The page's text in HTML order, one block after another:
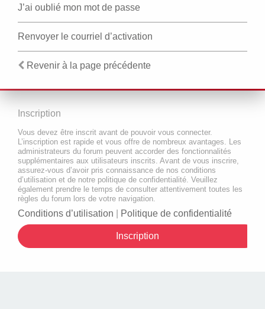
J’ai oublié mon mot de passe
Renvoyer le courriel d’activation
Revenir à la page précédente
Inscription
Vous devez être inscrit avant de pouvoir vous connecter.
L’inscription est rapide et vous offre de nombreux avantages. Les
administrateurs du forum peuvent accorder des fonctionnalités
supplémentaires aux utilisateurs inscrits. Avant de vous inscrire,
assurez-vous d’avoir pris connaissance de nos conditions
d’utilisation et de notre politique de confidentialité. Veuillez
également prendre le temps de consulter attentivement toutes les
règles du forum lors de votre navigation.
Conditions d’utilisation Politique de confidentialité
Inscription